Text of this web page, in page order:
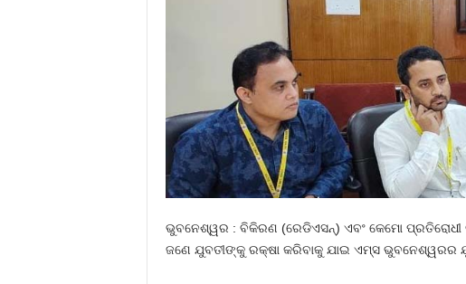
ଭୁବନେଶ୍ୱର : ବିକିରଣ (ରେଡିଏସନ୍‌) ଏବଂ କେମୋ ପ୍ରତିରୋଧୀ
ଜଣେ ଯୁବତୀଙ୍କୁ ରକ୍ଷା କରିବାକୁ ଯାଇ ଏମ୍‌ସ ଭୁବନେଶ୍ୱରର